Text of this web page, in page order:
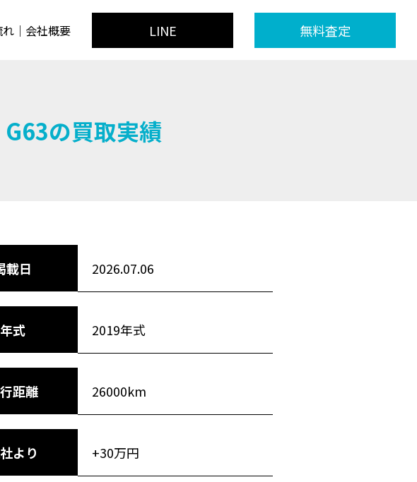
れ 会社概要 LINE 無料査定
の買取実績
載日 2026.07.06
年式 2019年式
距離 26000km
より +30万円